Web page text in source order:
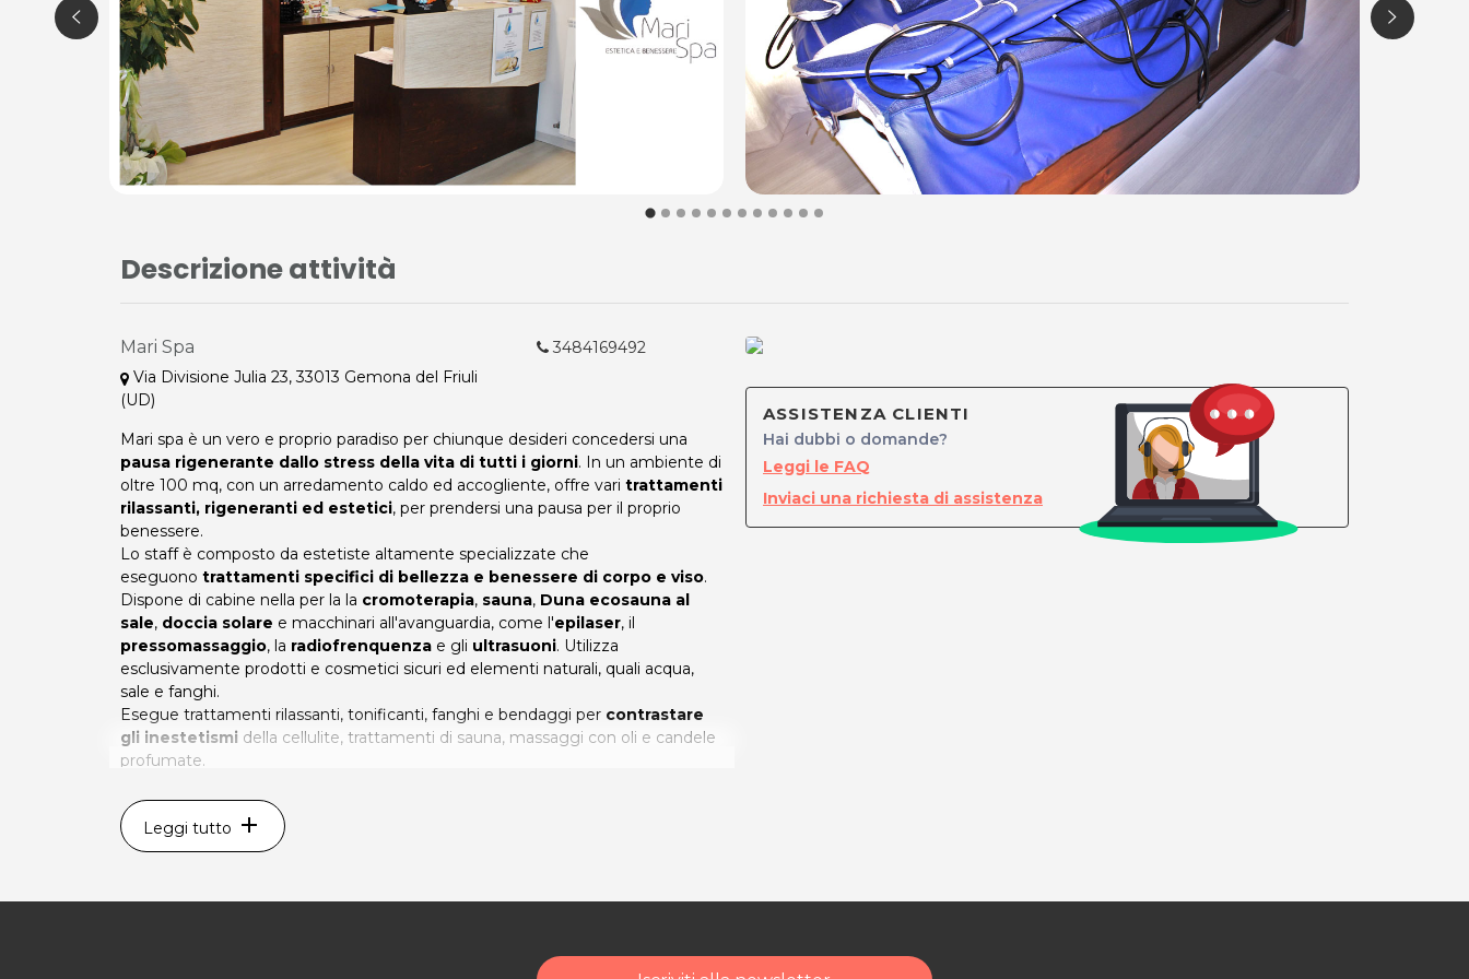
Descrizione attività
Mari Spa
Via Divisione Julia 23, 33013 Gemona del Friuli
(UD)
3484169492
Mari spa è un vero e proprio paradiso per chiunque desideri concedersi una
pausa rigenerante dallo stress della vita di tutti i giorni. In un ambiente di
oltre 100 mq, con un arredamento caldo ed accogliente, offre vari trattamenti
rilassanti, rigeneranti ed estetici, per prendersi una pausa per il proprio
benessere.
Lo staff è composto da estetiste altamente specializzate che
eseguono trattamenti specifici di bellezza e benessere di corpo e viso.
Dispone di cabine nella per la la cromoterapia, sauna, Duna ecosauna al
sale, doccia solare e macchinari all'avanguardia, come l'epilaser, il
pressomassaggio, la radiofrenquenza e gli ultrasuoni. Utilizza
esclusivamente prodotti e cosmetici sicuri ed elementi naturali, quali acqua,
sale e fanghi.
Esegue trattamenti rilassanti, tonificanti, fanghi e bendaggi per contrastare
gli inestetismi della cellulite, trattamenti di sauna, massaggi con oli e candele
profumate.
Goditi una pausa dallo stress quotidiano per il tuo benessere! Affidati alle mani
sapienti dello staff di Mari Spa!
Lunedì: 11.00 - 19.00
Leggi tutto add
ASSISTENZA CLIENTI
Hai dubbi o domande?
Leggi le FAQ
Inviaci una richiesta di assistenza